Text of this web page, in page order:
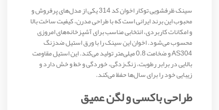
سینک ظرفشویی توکار اخوان کد 314 یکی از مدل‌های پرفروش و
محبوب این برند ایرانی است که با طراحی مدرن، کیفیت ساخت بالا
و امکانات کاربردی، انتخابی مناسب برای آشپزخانه‌های امروزی
محسوب می‌شود. اخوان این سینک را با ورق استیل ضدزنگ
AS304 و ضخامت 0.8 میلی‌متر تولید می‌کند. این استیل مقاومت
بالایی در برابر رطوبت، زنگ‌زدگی، خوردگی و خط و خش دارد و
زیبایی خود را برای سال‌ها حفظ می‌کند.
طراحی باکسی و لگن عمیق